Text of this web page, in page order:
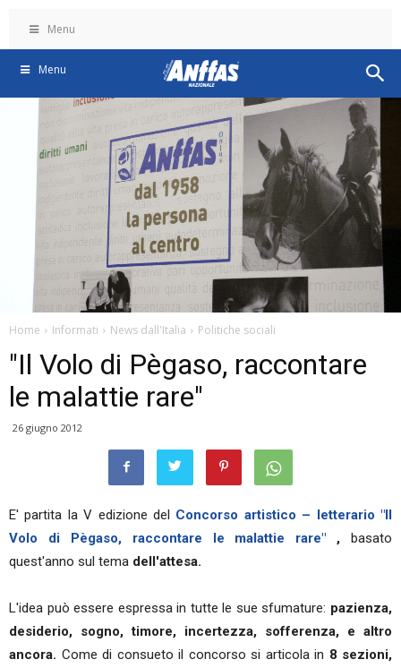
Menu
Menu
Home Informati News dall'Italia Politiche sociali
"Il Volo di Pègaso, raccontare
le malattie rare"
26 giugno 2012
E' partita la V edizione del Concorso artistico – letterario "Il
Volo di Pègaso, raccontare le malattie rare"
, basato
quest'anno sul tema dell'attesa.
L'idea può essere espressa in tutte le sue sfumature: pazienza,
desiderio, sogno, timore, incertezza, sofferenza, e altro
ancora. Come di consueto il concorso si articola in 8 sezioni,